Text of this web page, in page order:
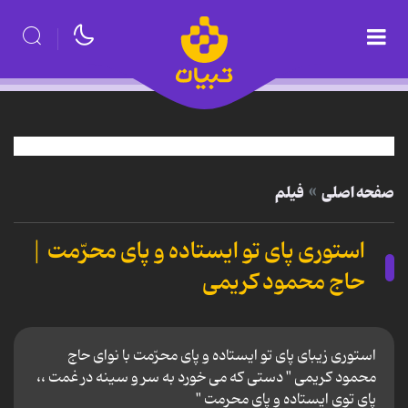
صفحه اصلی فیلم
استوری پای تو ایستاده و پای محرّمت |
حاج محمود کریمی
استوری زیبای پای تو ایستاده و پای محرّمت با نوای حاج
محمود کریمی " دستی که می خورد به سر و سینه در غمت ،،
پای توی ایستاده و پای محرمت "